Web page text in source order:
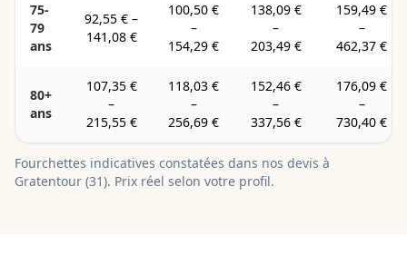
75-
79
ans
92,55 € –
141,08 €
100,50 €
–
154,29 €
138,09 €
–
203,49 €
159,49 €
–
462,37 €
80+
ans
107,35 €
–
215,55 €
118,03 €
–
256,69 €
152,46 €
–
337,56 €
176,09 €
–
730,40 €
Fourchettes indicatives constatées dans nos devis à
Gratentour (31). Prix réel selon votre profil.